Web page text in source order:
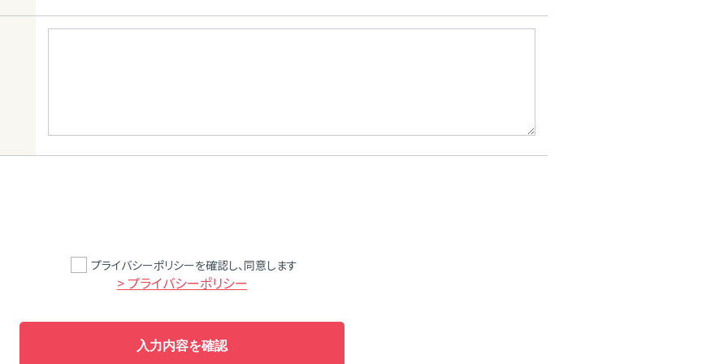
プライバシーポリシーを確認し、同意します
> プライバシーポリシー
入力内容を確認